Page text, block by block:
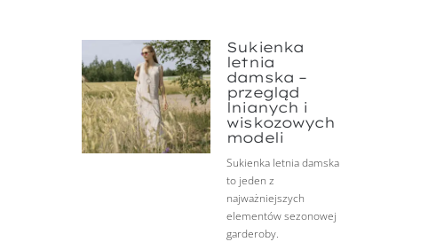
Sukienka
letnia
damska –
przegląd
lnianych i
wiskozowych
modeli
Sukienka letnia damska
to jeden z
najważniejszych
elementów sezonowej
garderoby.